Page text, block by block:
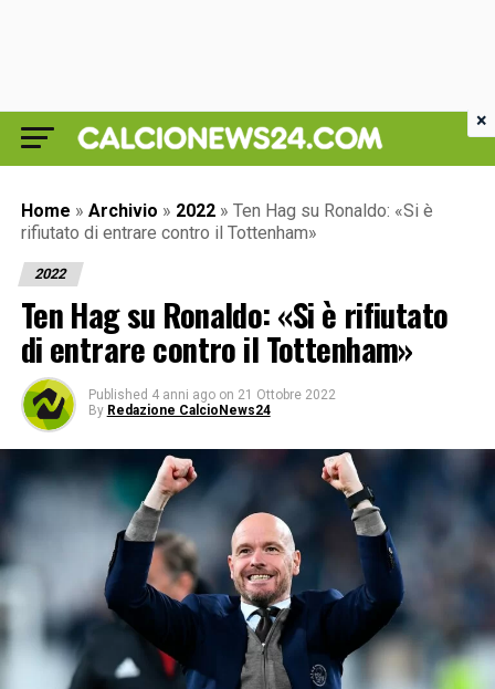
Home » Archivio » 2022 » Ten Hag su Ronaldo: «Si è
rifiutato di entrare contro il Tottenham»
2022
Ten Hag su Ronaldo: «Si è rifiutato
di entrare contro il Tottenham»
Published 4 anni ago on 21 Ottobre 2022
By Redazione CalcioNews24
×